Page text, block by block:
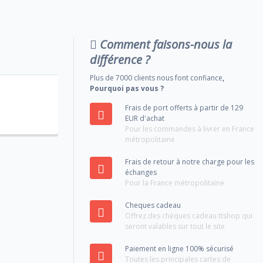
Comment faisons-nous la
différence ?
Plus de 7000 clients nous font confiance,
Pourquoi pas vous ?
Frais de port offerts à partir de 129
EUR d'achat
Pour les commandes à livrer en France
métropolitaine
Frais de retour à notre charge pour les
échanges
Pour la France métropolitaine
Cheques cadeau
Offrez des chèques cadeau ttshop qui
seront valables sur tout le site
Paiement en ligne 100% sécurisé
Toutes les principales cartes de